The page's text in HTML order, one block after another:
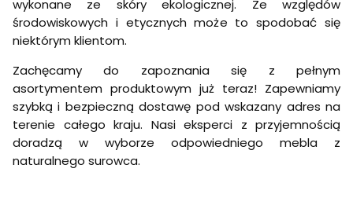
wykonane ze skóry ekologicznej. Ze względów
środowiskowych i etycznych może to spodobać się
niektórym klientom.
Zachęcamy do zapoznania się z pełnym
asortymentem produktowym już teraz! Zapewniamy
szybką i bezpieczną dostawę pod wskazany adres na
terenie całego kraju. Nasi eksperci z przyjemnością
doradzą w wyborze odpowiedniego mebla z
naturalnego surowca.